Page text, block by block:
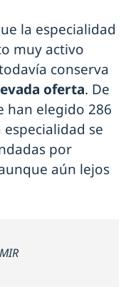
la especialidad
muy activo
conserva
oferta. De
han elegido 286
se
por
aún lejos